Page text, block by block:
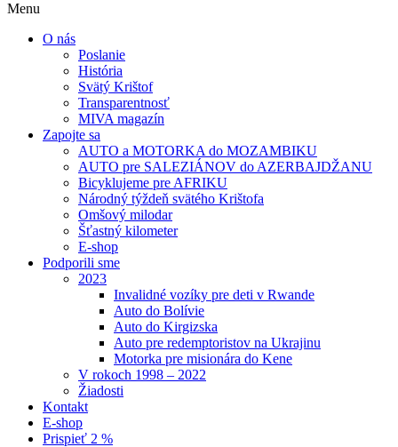
Menu
O nás
Poslanie
História
Svätý Krištof
Transparentnosť
MIVA magazín
Zapojte sa
AUTO a MOTORKA do MOZAMBIKU
AUTO pre SALEZIÁNOV do AZERBAJDŽANU
Bicyklujeme pre AFRIKU
Národný týždeň svätého Krištofa
Omšový milodar
Šťastný kilometer
E-shop
Podporili sme
2023
Invalidné vozíky pre deti v Rwande
Auto do Bolívie
Auto do Kirgizska
Auto pre redemptoristov na Ukrajinu
Motorka pre misionára do Kene
V rokoch 1998 – 2022
Žiadosti
Kontakt
E-shop
Prispieť 2 %